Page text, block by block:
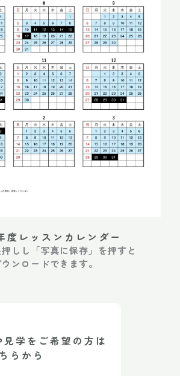
度レッスンカレンダー
しし「写真に保存」を押すと
ウンロードできます。
学をご希望の方は
らから